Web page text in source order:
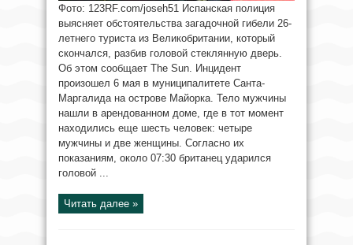
Фото: 123RF.com/joseh51 Испанская полиция
выясняет обстоятельства загадочной гибели 26-
летнего туриста из Великобритании, который
скончался, разбив головой стеклянную дверь.
Об этом сообщает The Sun. Инцидент
произошел 6 мая в муниципалитете Санта-
Маргалида на острове Майорка. Тело мужчины
нашли в арендованном доме, где в тот момент
находились еще шесть человек: четыре
мужчины и две женщины. Согласно их
показаниям, около 07:30 британец ударился
головой ...
Читать далее »